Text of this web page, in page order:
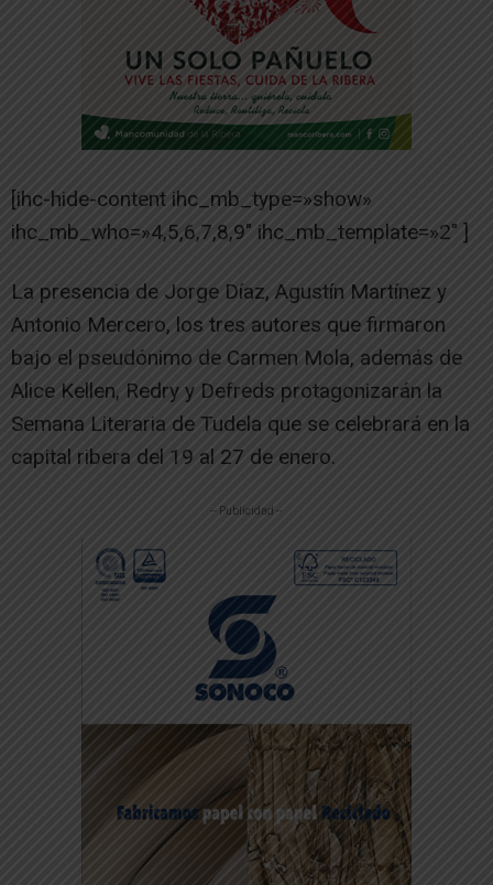
[ihc-hide-content ihc_mb_type=»show»
ihc_mb_who=»4,5,6,7,8,9″ ihc_mb_template=»2″ ]
La presencia de Jorge Díaz, Agustín Martínez y
Antonio Mercero, los tres autores que firmaron
bajo el pseudónimo de Carmen Mola, además de
Alice Kellen, Redry y Defreds protagonizarán la
Semana Literaria de Tudela que se celebrará en la
capital ribera del 19 al 27 de enero.
-- Publicidad --